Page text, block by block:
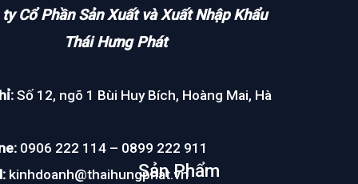
Cổ Phần Sản Xuất và Xuất Nhập Khẩu
Thái Hưng Phát
Số 12, ngõ 1 Bùi Huy Bích, Hoàng Mai, Hà
0906 222 114 – 0899 222 911
kinhdoanh@thaihungphat.vn
Sản Phẩm